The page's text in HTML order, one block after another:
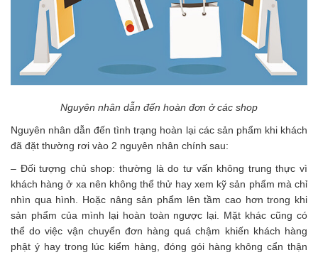
Nguyên nhân dẫn đến hoàn đơn ở các shop
Nguyên nhân dẫn đến tình trạng hoàn lại các sản phẩm khi khách
đã đặt thường rơi vào 2 nguyên nhân chính sau:
– Đối tượng chủ shop: thường là do tư vấn không trung thực vì
khách hàng ở xa nên không thể thử hay xem kỹ sản phẩm mà chỉ
nhìn qua hình. Hoặc nâng sản phẩm lên tầm cao hơn trong khi
sản phẩm của mình lại hoàn toàn ngược lại. Mặt khác cũng có
thể do việc vận chuyển đơn hàng quá chậm khiến khách hàng
phật ý hay trong lúc kiểm hàng, đóng gói hàng không cẩn thận